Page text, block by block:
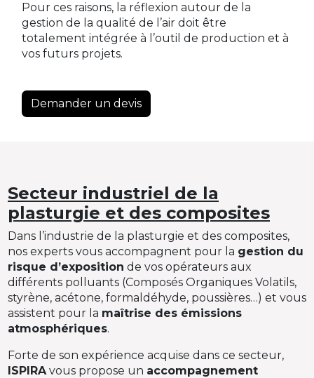
Pour ces raisons, la réflexion autour de la
gestion de la qualité de l’air doit être
totalement intégrée à l’outil de production et à
vos futurs projets.
Demander un devis
Secteur industriel de la
plasturgie et des composites
Dans l’industrie de la plasturgie et des composites,
nos experts vous accompagnent pour la gestion du
risque d’exposition de vos opérateurs aux
différents polluants (Composés Organiques Volatils,
styrène, acétone, formaldéhyde, poussières…) et vous
assistent pour la maîtrise des émissions
atmosphériques.
Forte de son expérience acquise dans ce secteur,
ISPIRAvous propose un accompagnement